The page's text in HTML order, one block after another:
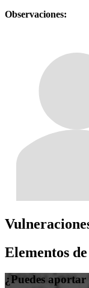
Observaciones:
Elementos
¿Puedes